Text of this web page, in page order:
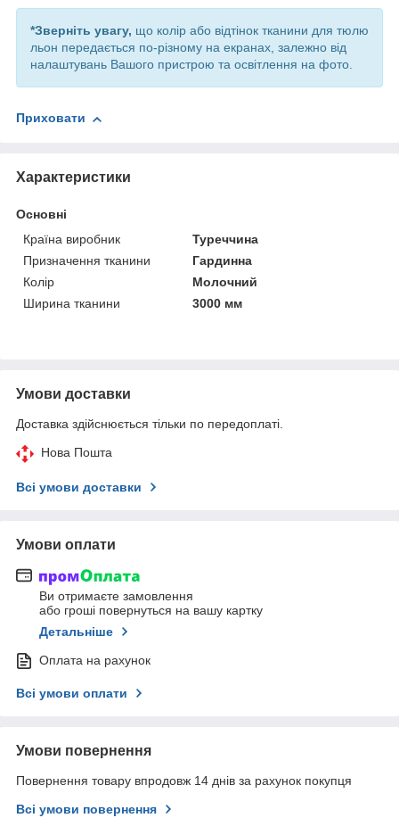
*Зверніть увагу, що колір або відтінок тканини для тюлю
льон передається по-різному на екранах, залежно від
налаштувань Вашого пристрою та освітлення на фото.
Приховати
Характеристики
Основні
Країна виробник
Туреччина
Призначення тканини
Гардинна
Колір
Молочний
Ширина тканини
3000 мм
Умови доставки
Доставка здійснюється тільки по передоплаті.
Нова Пошта
Всі умови доставки
Умови оплати
Ви отримаєте замовлення
або гроші повернуться на вашу картку
Детальніше
Оплата на рахунок
Всі умови оплати
Умови повернення
Повернення товару впродовж 14 днів за рахунок покупця
Всі умови повернення